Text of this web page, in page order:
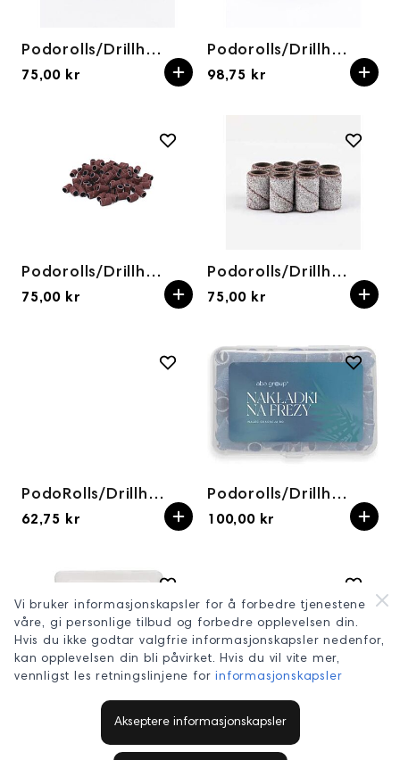
Vi bruker informasjonskapsler for å forbedre tjenestene
våre, gi personlige tilbud og forbedre opplevelsen din.
Hvis du ikke godtar valgfrie informasjonskapsler nedenfor,
kan opplevelsen din bli påvirket. Hvis du vil vite mer,
vennligst les retningslinjene forinformasjonskapsler
Akseptere informasjonskapsler
Podorolls/Drillhetter 6mm 180grit hvit 100pk
75,00 kr
Podorolls/Drillhetter 6mm 60grit brun 1000pk
98,75 kr
Podorolls/Drillhetter 80grit (100 stk)
75,00 kr
Podorolls/Drillhetter 80grit (100stk) Hvit
75,00 kr
PodoRolls/Drillhetter 80grit 50pk
62,75 kr
Podorolls/Drillhetter BLÅ 80grit (100stk)
100,00 kr
Podorolls/Drillhetter GRØNN 180grit (100stk)
100,00 kr